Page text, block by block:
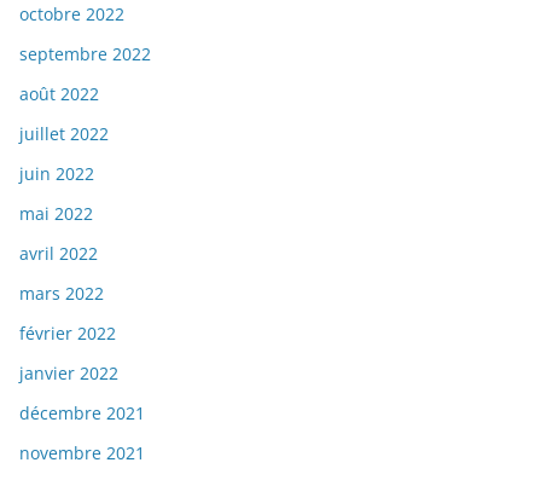
octobre 2022
septembre 2022
août 2022
juillet 2022
juin 2022
mai 2022
avril 2022
mars 2022
février 2022
janvier 2022
décembre 2021
novembre 2021